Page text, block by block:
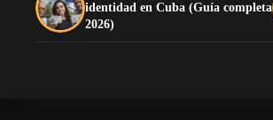
identidad en Cuba (Guía completa
2026)